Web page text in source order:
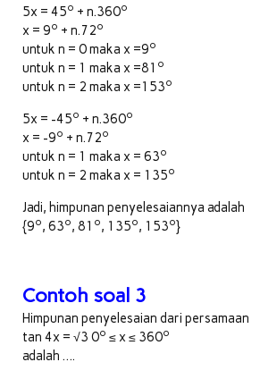
5x = 45o + n.360o
x = 9o + n.72o
untuk n = 0 maka x =9o
untuk n = 1 maka x =81 o
untuk n = 2 maka x =153o
5x = -45o + n.360o
x = -9o + n.72o
untuk n = 1 maka x = 63o
untuk n = 2 maka x = 135o
Jadi, himpunan penyelesaiannya adalah
{9o, 63o, 81 o, 135o, 153o}
Contoh soal 3
Himpunan penyelesaian dari persamaan
tan 4x = √3 0o ≤ x ≤ 360o
adalah ….